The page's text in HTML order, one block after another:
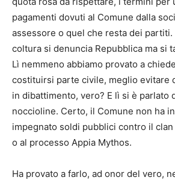
pagamenti dovuti al Comune dalla
assessore o quel che resta dei
coltura si denuncia Repubblica ma si
Lì nemmeno abbiamo provato a
costituirsi parte civile, meglio evitare
in dibattimento, vero? E lì si è parlato
noccioline. Certo, il Comune non ha
impegnato soldi pubblici contro il
o al processo Appia Mythos.
Ha provato a farlo, ad onor del vero,